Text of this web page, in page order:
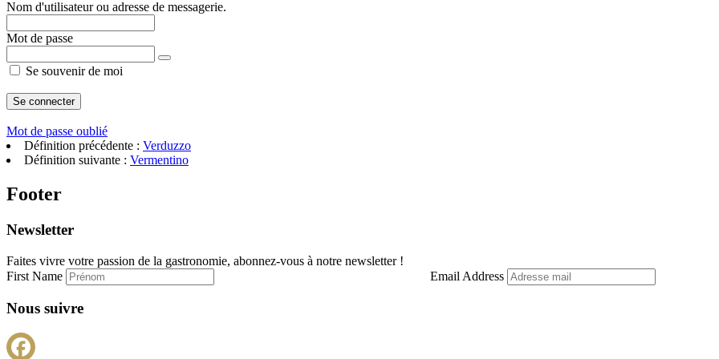
Nom d'utilisateur ou adresse de messagerie.
Mot de passe
Se souvenir de moi
Mot de passe oublié
Définition précédente : Verduzzo
Définition suivante : Vermentino
Footer
Newsletter
Faites vivre votre passion de la gastronomie, abonnez-vous à notre newsletter !
First Name
Email Address
Nous suivre